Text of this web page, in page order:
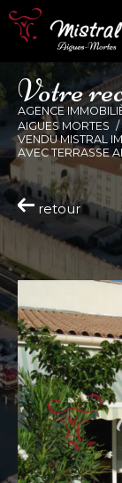
Votrere
AGENCE
AIGUES MORTES
VENDU MISTRAL
AVEC TERRASSE
retour